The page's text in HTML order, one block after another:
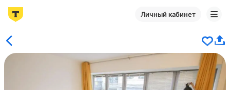
Личный кабинет